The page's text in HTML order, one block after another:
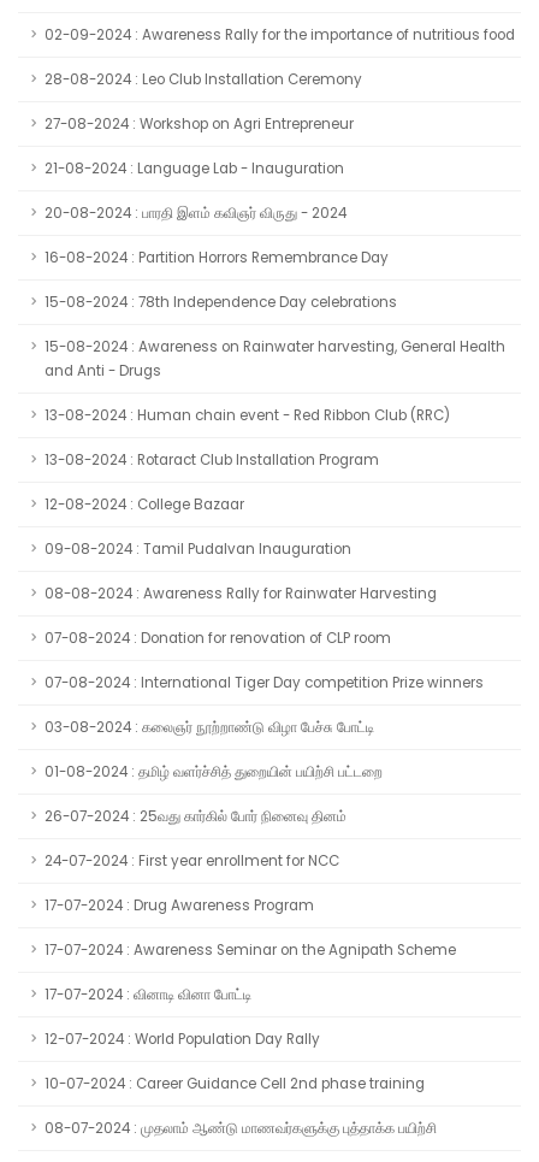
02-09-2024 : Awareness Rally for the importance of nutritious food
28-08-2024 : Leo Club Installation Ceremony
27-08-2024 : Workshop on Agri Entrepreneur
21-08-2024 : Language Lab - Inauguration
20-08-2024 : பாரதி இளம் கவிஞர் விருது - 2024
16-08-2024 : Partition Horrors Remembrance Day
15-08-2024 : 78th Independence Day celebrations
15-08-2024 : Awareness on Rainwater harvesting, General Health
and Anti - Drugs
13-08-2024 : Human chain event - Red Ribbon Club (RRC)
13-08-2024 : Rotaract Club Installation Program
12-08-2024 : College Bazaar
09-08-2024 : Tamil Pudalvan Inauguration
08-08-2024 : Awareness Rally for Rainwater Harvesting
07-08-2024 : Donation for renovation of CLP room
07-08-2024 : International Tiger Day competition Prize winners
03-08-2024 : கலைஞர் நூற்றாண்டு விழா பேச்சு போட்டி
01-08-2024 : தமிழ் வளர்ச்சித் துறையின் பயிற்சி பட்டறை
26-07-2024 : 25வது கார்கில் போர் நினைவு தினம்
24-07-2024 : First year enrollment for NCC
17-07-2024 : Drug Awareness Program
17-07-2024 : Awareness Seminar on the Agnipath Scheme
17-07-2024 : வினாடி வினா போட்டி
12-07-2024 : World Population Day Rally
10-07-2024 : Career Guidance Cell 2nd phase training
08-07-2024 : முதலாம் ஆண்டு மாணவர்களுக்கு புத்தாக்க பயிற்சி